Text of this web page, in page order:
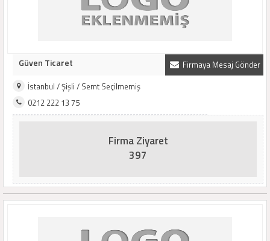
Firmaya Mesaj Gönder
Güven Ticaret
İstanbul / Şişli / Semt Seçilmemiş
0212 222 13 75
Firma Ziyaret
397